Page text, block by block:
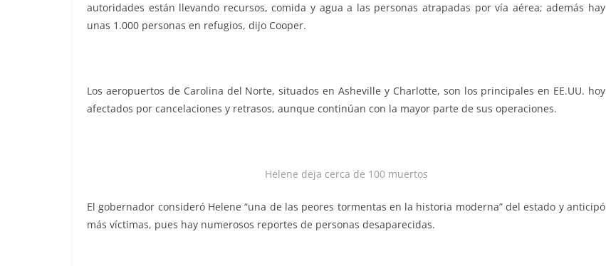
autoridades están llevando recursos, comida y agua a las personas atrapadas por vía aérea; además hay
unas 1.000 personas en refugios, dijo Cooper.
Los aeropuertos de Carolina del Norte, situados en Asheville y Charlotte, son los principales en EE.UU. hoy
afectados por cancelaciones y retrasos, aunque continúan con la mayor parte de sus operaciones.
Helene deja cerca de 100 muertos
El gobernador consideró Helene “una de las peores tormentas en la historia moderna” del estado y anticipó
más víctimas, pues hay numerosos reportes de personas desaparecidas.